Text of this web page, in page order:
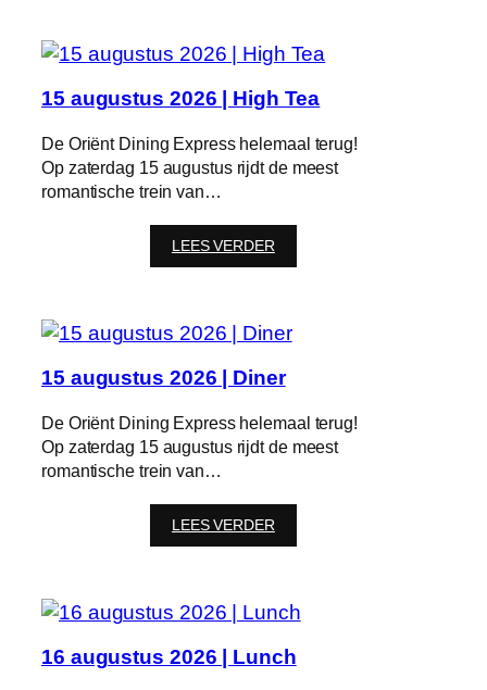
15 augustus 2026 | High Tea
De Oriënt Dining Express helemaal terug!
Op zaterdag 15 augustus rijdt de meest
romantische trein van…
LEES VERDER:
15
|
High
15 augustus 2026 | Diner
De Oriënt Dining Express helemaal terug!
Op zaterdag 15 augustus rijdt de meest
romantische trein van…
LEES VERDER:
15
|
Diner
16 augustus 2026 | Lunch